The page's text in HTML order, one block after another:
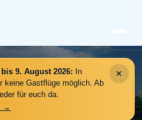
9. August 2026: In
keine Gastflüge möglich. Ab
für euch da.
→
✕